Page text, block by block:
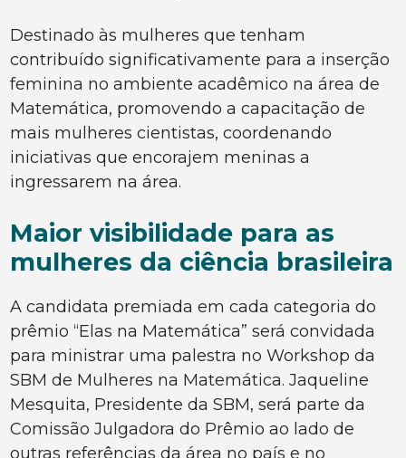
Destinado às mulheres que tenham
contribuído significativamente para a inserção
feminina no ambiente acadêmico na área de
Matemática, promovendo a capacitação de
mais mulheres cientistas, coordenando
iniciativas que encorajem meninas a
ingressarem na área.
Maior visibilidade para as
mulheres da ciência brasileira
A candidata premiada em cada categoria do
prêmio “Elas na Matemática” será convidada
para ministrar uma palestra no Workshop da
SBM de Mulheres na Matemática. Jaqueline
Mesquita, Presidente da SBM, será parte da
Comissão Julgadora do Prêmio ao lado de
outras referências da área no país e no